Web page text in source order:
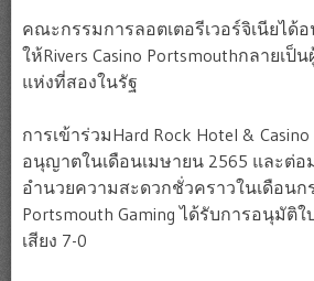
คณะกรรมการลอตเตอรีเวอร์จิเนียได้
ให้Rivers Casino Portsmouthกลายเ
แห่งที่สองในรัฐ
การเข้าร่วมHard Rock Hotel &
อนุญาตในเดือนเมษายน 2565 และต่อ
อำนวยความสะดวกชั่วคราวในเดือนก
Portsmouth Gaming ได้รับการอนุมั
เสียง 7-0